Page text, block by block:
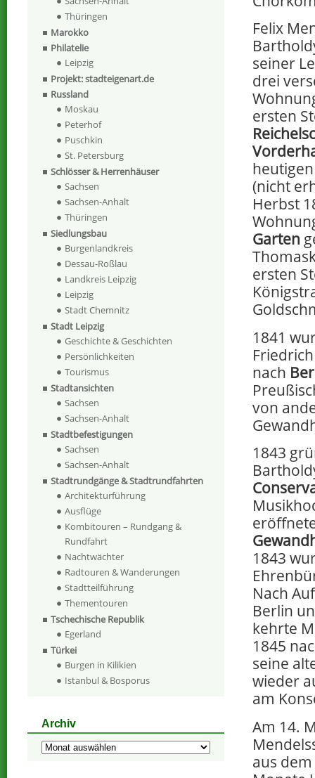
Felix
seiner
drei
ersten
(nicht
Herbst
Garten
ersten
1841
nach
von
1843
1843
Nach
Berlin
kehrte
1845
seine
wieder
am
Am 14.
aus
Thüringen
Marokko
Philatelie
Leipzig
Projekt: stadteigenart.de
Russland
Moskau
Peterhof
Puschkin
St. Petersburg
Schlösser & Herrenhäuser
Sachsen
Sachsen-Anhalt
Thüringen
Siedlungsbau
Burgenlandkreis
Dessau-Roßlau
Landkreis Leipzig
Leipzig
Stadt Chemnitz
Stadt Leipzig
Geschichte & Geschichten
Persönlichkeiten
Tourismus
Stadtansichten
Sachsen
Sachsen-Anhalt
Stadtbefestigungen
Sachsen
Sachsen-Anhalt
Stadtrundgänge & Stadtrundfahrten
Architekturführung
Ausflüge
Kombitouren – Rundgang &
Rundfahrt
Nachtwächter
Radtouren & Wanderungen
Stadtteilführung
Thementouren
Tschechische Republik
Egerland
Türkei
Burgen in Kilikien
Istanbul & Bosporus
Archiv
Archiv